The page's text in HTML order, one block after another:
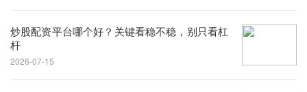
炒股配资平台哪个好？关键看稳不稳，别只看杠
杆
2026-07-15